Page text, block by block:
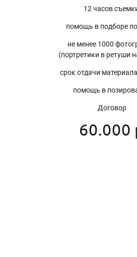
12 часов
помощь в подборе
не менее 1000
(портретики в ретуши
срок отдачи
помощь в
Договор
60.000